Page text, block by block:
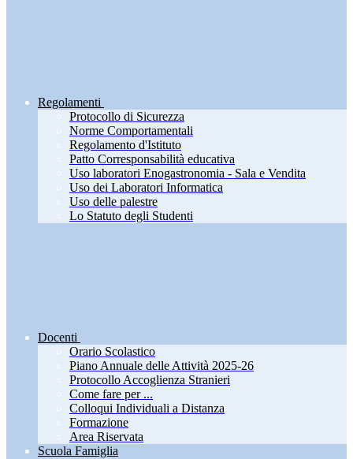
Regolamenti
Protocollo di Sicurezza
Norme Comportamentali
Regolamento d'Istituto
Patto Corresponsabilità educativa
Uso laboratori Enogastronomia - Sala e Vendita
Uso dei Laboratori Informatica
Uso delle palestre
Lo Statuto degli Studenti
Docenti
Orario Scolastico
Piano Annuale delle Attività 2025-26
Protocollo Accoglienza Stranieri
Come fare per ...
Colloqui Individuali a Distanza
Formazione
Area Riservata
Scuola Famiglia